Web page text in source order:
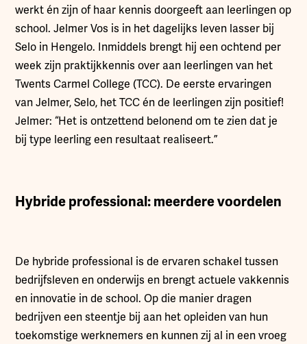
werkt én zijn of haar kennis doorgeeft aan leerlingen op
school. Jelmer Vos is in het dagelijks leven lasser bij
Selo in Hengelo. Inmiddels brengt hij een ochtend per
week zijn praktijkkennis over aan leerlingen van het
Twents Carmel College (TCC). De eerste ervaringen
van Jelmer, Selo, het TCC én de leerlingen zijn positief!
Jelmer: “Het is ontzettend belonend om te zien dat je
bij type leerling een resultaat realiseert.”
Hybride professional: meerdere voordelen
De hybride professional is de ervaren schakel tussen
bedrijfsleven en onderwijs en brengt actuele vakkennis
en innovatie in de school. Op die manier dragen
bedrijven een steentje bij aan het opleiden van hun
toekomstige werknemers en kunnen zij al in een vroeg